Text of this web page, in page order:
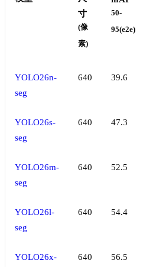
寸
(像
素)
50-
95(e2e)
YOLO26n-
seg
640 39.6
YOLO26s-
seg
640 47.3
YOLO26m-
seg
640 52.5
YOLO26l-
seg
640 54.4
YOLO26x-
640 56.5